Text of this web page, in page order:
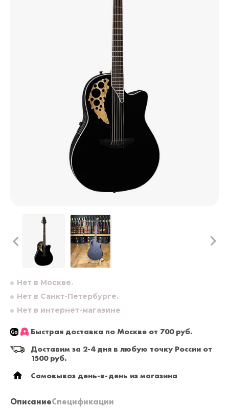
Нет в Москве.
Нет в Санкт-Петербурге.
Нет в интернет-магазине
Быстрая доставка по Москве от 700 руб.
Доставим за 2-4 дня в любую точку России от
1500 руб.
Самовывоз день-в-день из магазина
ОписаниеСпецификации